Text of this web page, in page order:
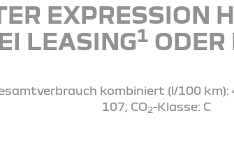
EXPRESSION
LEASING1 ODER
kombiniert (l/100 km):
107; CO2-Klasse: C